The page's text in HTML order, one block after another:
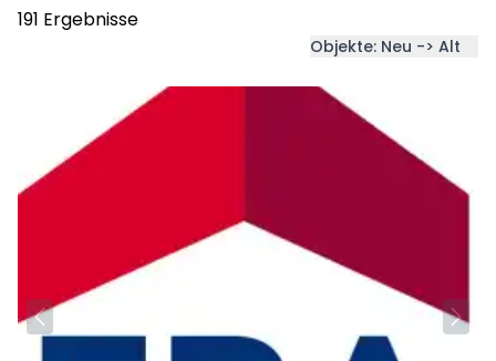
191 Ergebnisse
Objekte: Neu -> Alt